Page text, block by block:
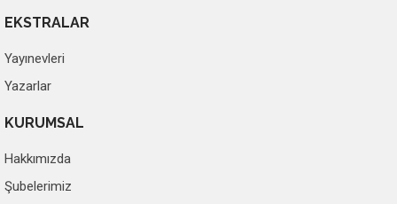
EKSTRALAR
Yayınevleri
Yazarlar
KURUMSAL
Hakkımızda
Şubelerimiz